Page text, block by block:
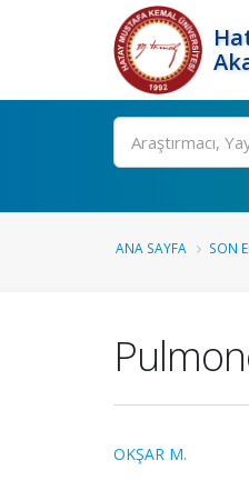
Ara
ANA SAYFA SON
OKŞAR M.